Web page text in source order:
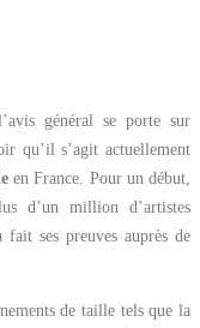
général se porte sur
qu’il s’agit actuellement
en France. Pour un début,
d’un million d’artistes
ses preuves auprès de
de taille tels que la